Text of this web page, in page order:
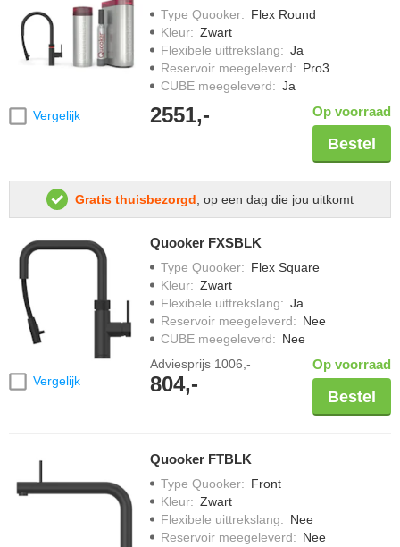
Vergelijk
Type Quooker: Flex Round
Kleur: Zwart
Flexibele uittrekslang: Ja
Reservoir meegeleverd: Pro3
CUBE meegeleverd: Ja
2551,- Op voorraad
Bestel
Gratis thuisbezorgd , op een dag die jou uitkomt
Vergelijk
Quooker FXSBLK
Type Quooker: Flex Square
Kleur: Zwart
Flexibele uittrekslang: Ja
Reservoir meegeleverd: Nee
CUBE meegeleverd: Nee
Adviesprijs 1006,-
804,-
Op voorraad
Bestel
Quooker FTBLK
Type Quooker: Front
Kleur: Zwart
Flexibele uittrekslang: Nee
Reservoir meegeleverd: Nee